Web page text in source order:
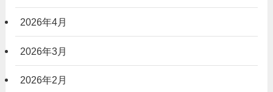
2026年4月
2026年3月
2026年2月